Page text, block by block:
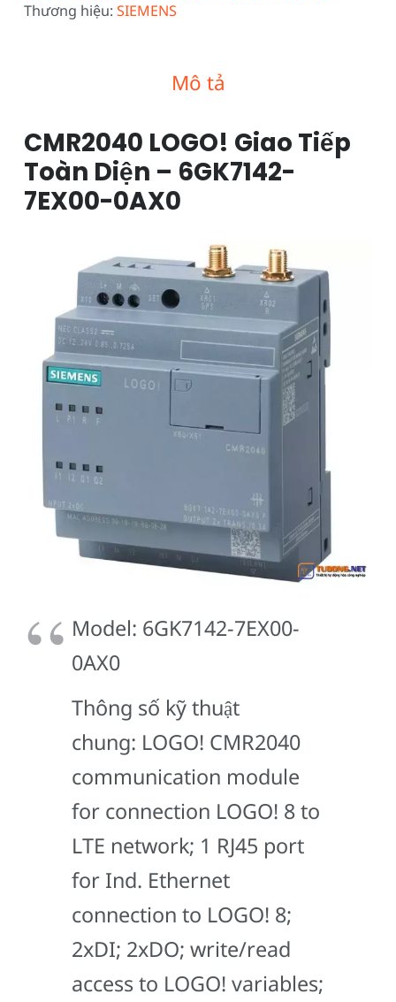
Thương hiệu: SIEMENS
Mô tả
CMR2040 LOGO! Giao Tiếp
Toàn Diện – 6GK7142-
7EX00-0AX0
Model: 6GK7142-7EX00-
0AX0
Thông số kỹ thuật
chung: LOGO! CMR2040
communication module
for connection LOGO! 8 to
LTE network; 1 RJ45 port
for Ind. Ethernet
connection to LOGO! 8;
2xDI; 2xDO; write/read
access to LOGO! variables;